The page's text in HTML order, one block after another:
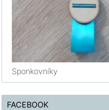
Sponkovníky
FACEBOOK